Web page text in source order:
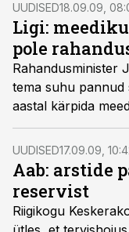
UUDISED18.09.09,
Ligi:
pole
Rahandusminister
tema suhu pannud
aastal
UUDISED17.09.09,
Aab: arstide
reservist
Riigikogu